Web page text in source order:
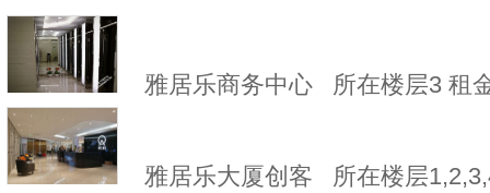
雅居乐商务中心 所在楼层3 租
雅居乐大厦创客
所在楼层